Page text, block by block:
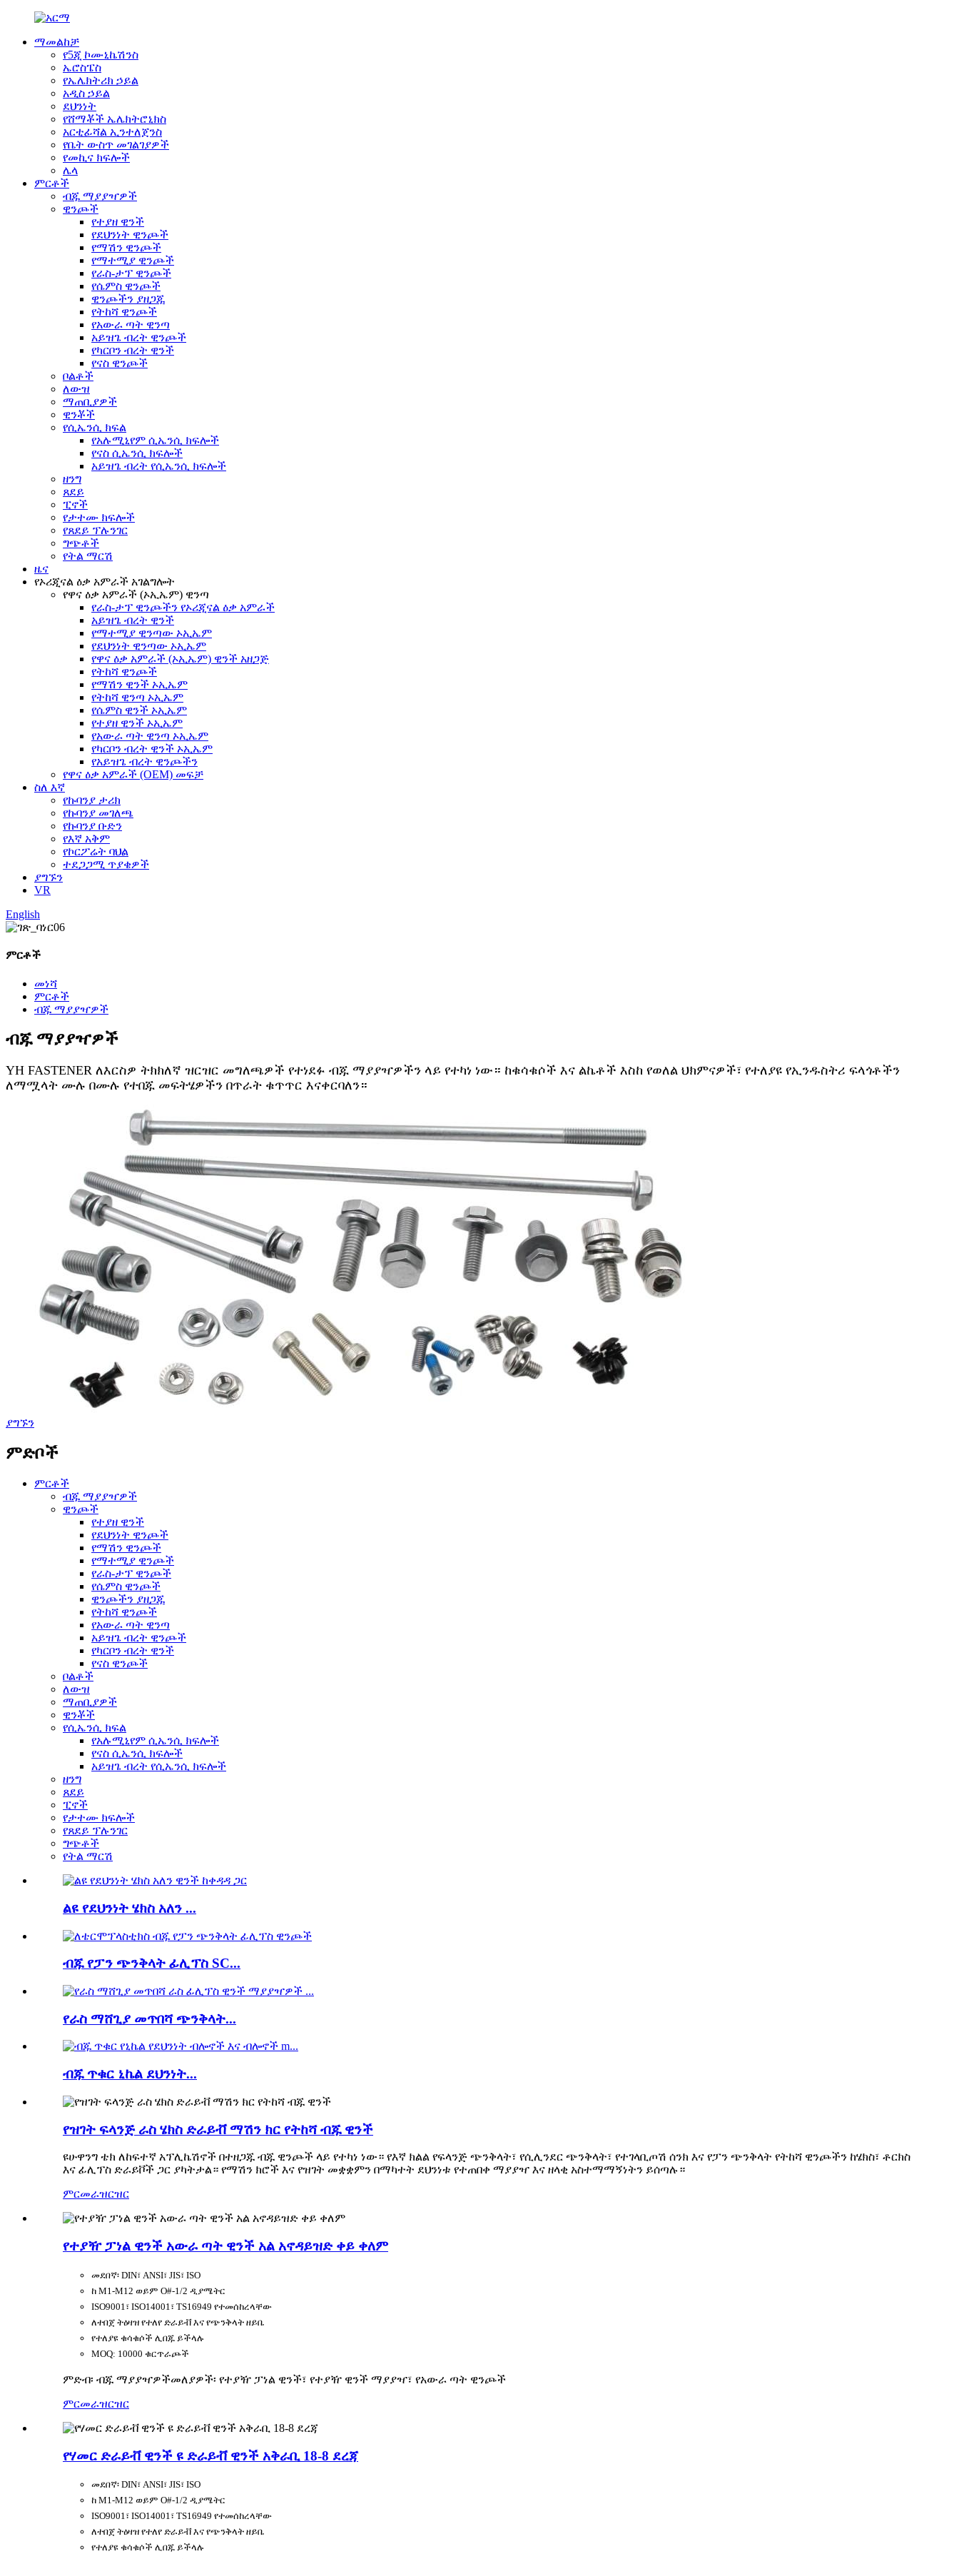
ማመልከቻ
የ5ጂ ኮሙኒኬሽንስ
ኤሮስፔስ
የኤሌክትሪክ ኃይል
አዲስ ኃይል
ደህንነት
የሸማቾች ኤሌክትሮኒክስ
አርቲፊሻል ኢንተለጀንስ
የቤት ውስጥ መገልገያዎች
የመኪና ክፍሎች
ሌላ
ምርቶች
ብጁ ማያያዣዎች
ዊንጮች
የተያዘ ዊንች
የደህንነት ዊንጮች
የማሽን ዊንጮች
የማተሚያ ዊንጮች
የራስ-ታፕ ዊንጮች
የሴምስ ዊንጮች
ዊንጮችን ያዘጋጁ
የትከሻ ዊንጮች
የአውራ ጣት ዊንጣ
አይዝጌ ብረት ዊንጮች
የካርቦን ብረት ዊንች
የናስ ዊንጮች
ቦልቶች
ለውዝ
ማጠቢያዎች
ዊንቾች
የሲኤንሲ ክፍል
የአሉሚኒየም ሲኤንሲ ክፍሎች
የናስ ሲኤንሲ ክፍሎች
አይዝጌ ብረት የሲኤንሲ ክፍሎች
ዘንግ
ጸደይ
ፒኖች
የታተሙ ክፍሎች
የጸደይ ፕሉንገር
ግጭቶች
የትል ማርሽ
ዜና
የኦሪጂናል ዕቃ አምራች አገልግሎት
የዋና ዕቃ አምራች (ኦኢኤም) ዊንጣ
የራስ-ታፕ ዊንጮችን የኦሪጂናል ዕቃ አምራች
አይዝጌ ብረት ዊንች
የማተሚያ ዊንጣው ኦኢኤም
የደህንነት ዊንጣው ኦኢኤም
የዋና ዕቃ አምራች (ኦኢኤም) ዊንች አዘጋጅ
የትከሻ ዊንጮች
የማሽን ዊንች ኦኢኤም
የትከሻ ዊንጣ ኦኢኤም
የሴምስ ዊንች ኦኢኤም
የተያዘ ዊንች ኦኢኤም
የአውራ ጣት ዊንጣ ኦኢኤም
የካርቦን ብረት ዊንች ኦኢኤም
የአይዝጌ ብረት ዊንጮችን
የዋና ዕቃ አምራች (OEM) መፍቻ
ስለ እኛ
የኩባንያ ታሪክ
የኩባንያ መገለጫ
የኩባንያ ቡድን
የእኛ አቅም
የኮርፖሬት ባህል
ተደጋጋሚ ጥያቄዎች
ያግኙን
VR
English
ምርቶች
መነሻ
ምርቶች
ብጁ ማያያዣዎች
ብጁ ማያያዣዎች
YH FASTENER ለእርስዎ ትክክለኛ ዝርዝር መግለጫዎች የተነደፉ ብጁ ማያያዣዎችን ላይ የተካነ ነው። ከቁሳቁሶች እና ልኬቶች እስከ የወለል ህክምናዎች፣ የተለያዩ የኢንዱስትሪ ፍላጎቶችን
ለማሟላት ሙሉ በሙሉ የተበጁ መፍትሄዎችን በጥራት ቁጥጥር እናቀርባለን።
ያግኙን
ምድቦች
ምርቶች
ብጁ ማያያዣዎች
ዊንጮች
የተያዘ ዊንች
የደህንነት ዊንጮች
የማሽን ዊንጮች
የማተሚያ ዊንጮች
የራስ-ታፕ ዊንጮች
የሴምስ ዊንጮች
ዊንጮችን ያዘጋጁ
የትከሻ ዊንጮች
የአውራ ጣት ዊንጣ
አይዝጌ ብረት ዊንጮች
የካርቦን ብረት ዊንች
የናስ ዊንጮች
ቦልቶች
ለውዝ
ማጠቢያዎች
ዊንቾች
የሲኤንሲ ክፍል
የአሉሚኒየም ሲኤንሲ ክፍሎች
የናስ ሲኤንሲ ክፍሎች
አይዝጌ ብረት የሲኤንሲ ክፍሎች
ዘንግ
ጸደይ
ፒኖች
የታተሙ ክፍሎች
የጸደይ ፕሉንገር
ግጭቶች
የትል ማርሽ
ልዩ የደህንነት ሄክስ አለን ...
ብጁ የፓን ጭንቅላት ፊሊፕስ SC...
የራስ ማሸጊያ መጥበሻ ጭንቅላት...
ብጁ ጥቁር ኒኬል ደህንነት...
የዝገት ፍላንጅ ራስ ሄክስ ድራይቭ ማሽን ክር የትከሻ ብጁ ዊንች
ዩሁዋንግ ቴክ ለከፍተኛ አፕሊኬሽኖች በተዘጋጁ ብጁ ዊንጮች ላይ የተካነ ነው። የእኛ ክልል የፍላንጅ ጭንቅላት፣ የሲሊንደር ጭንቅላት፣ የተገላቢጦሽ ሰንክ እና የፓን ጭንቅላት የትከሻ ዊንጮችን ከሄክስ፣ ቶርክስ
እና ፊሊፕስ ድራይቮች ጋር ያካትታል። የማሽን ክሮች እና የዝገት መቋቋምን በማካተት ደህንነቱ የተጠበቀ ማያያዣ እና ዘላቂ አስተማማኝነትን ይሰጣሉ።
ምርመራዝርዝር
የተያዥ ፓነል ዊንች አውራ ጣት ዊንች አል አኖዳይዝድ ቀይ ቀለም
መደበኛ፡ DIN፣ ANSI፣ JIS፣ ISO
ከ M1-M12 ወይም O#-1/2 ዲያሜትር
ISO9001፣ ISO14001፣ TS16949 የተመሰከረላቸው
ለተበጀ ትዕዛዝ የተለየ ድራይቭ እና የጭንቅላት ዘይቤ
የተለያዩ ቁሳቁሶች ሊበጁ ይችላሉ
MOQ: 10000 ቁርጥራጮች
ምድብ፡ ብጁ ማያያዣዎችመለያዎች፡ የተያዥ ፓነል ዊንች፣ የተያዥ ዊንች ማያያዣ፣ የአውራ ጣት ዊንጮች
ምርመራዝርዝር
የሃመር ድራይቭ ዊንች ዩ ድራይቭ ዊንች አቅራቢ 18-8 ደረጃ
መደበኛ፡ DIN፣ ANSI፣ JIS፣ ISO
ከ M1-M12 ወይም O#-1/2 ዲያሜትር
ISO9001፣ ISO14001፣ TS16949 የተመሰከረላቸው
ለተበጀ ትዕዛዝ የተለየ ድራይቭ እና የጭንቅላት ዘይቤ
የተለያዩ ቁሳቁሶች ሊበጁ ይችላሉ